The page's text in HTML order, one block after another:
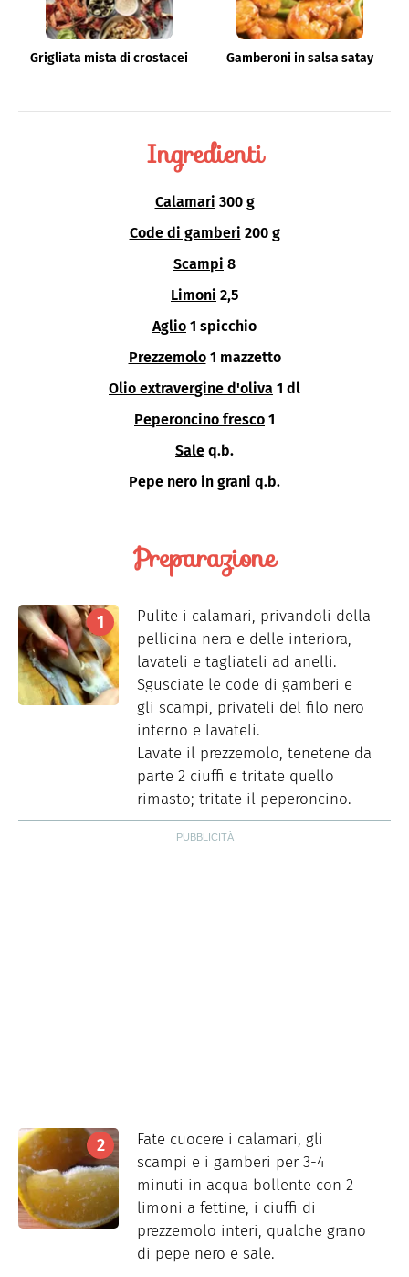
Grigliata mista di crostacei Gamberoni in salsa satay
Ingredienti
Calamari 300 g
Code di gamberi 200 g
Scampi 8
Limoni 2,5
Aglio 1 spicchio
Prezzemolo 1 mazzetto
Olio extravergine d'oliva 1 dl
Peperoncino fresco 1
Sale q.b.
Pepe nero in grani q.b.
Preparazione
Pulite i calamari, privandoli della
pellicina nera e delle interiora,
lavateli e tagliateli ad anelli.
Sgusciate le code di gamberi e
gli scampi, privateli del filo nero
interno e lavateli.
Lavate il prezzemolo, tenetene da
parte 2 ciuffi e tritate quello
rimasto; tritate il peperoncino.
Fate cuocere i calamari, gli
scampi e i gamberi per 3-4
minuti in acqua bollente con 2
limoni a fettine, i ciuffi di
prezzemolo interi, qualche grano
di pepe nero e sale.